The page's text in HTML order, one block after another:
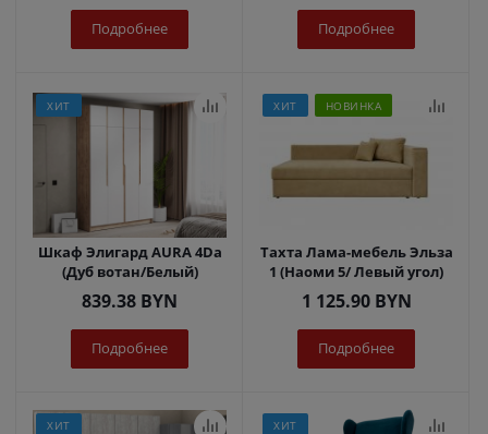
Подробнее Подробнее
ХИТ
Шкаф Элигард AURA 4Dа
(Дуб вотан/Белый)
839.38 BYN
Подробнее
ХИТ НОВИНКА
Тахта Лама-мебель Эльза
1 (Наоми 5/ Левый угол)
1 125.90BYN
Подробнее
ХИТ ХИТ